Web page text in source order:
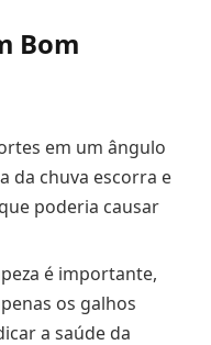
Bom
em um ângulo
da chuva escorra e
poderia causar
é importante,
os galhos
a saúde da